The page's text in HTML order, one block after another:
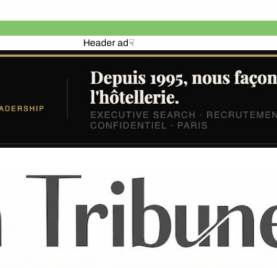
Header ad☟